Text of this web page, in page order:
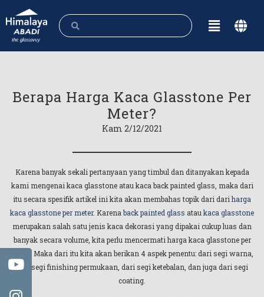
Berapa Harga Kaca Glasstone Per
Meter?
Kam 2/12/2021
Karena banyak sekali pertanyaan yang timbul dan ditanyakan kepada
kami mengenai kaca glasstone atau kaca back painted glass, maka dari
itu secara spesifik artikel ini kita akan membahas topik dari dari harga
kaca glasstone per meter. Karena back painted glass atau kaca glasstone
merupakan salah satu jenis kaca dekorasi yang dipakai cukup luas dan
banyak secara volume, kita perlu mencermati harga kaca glasstone per
meter. Maka dari itu kita akan berikan 4 aspek penentu: dari segi warna,
dari segi finishing permukaan, dari segi ketebalan, dan juga dari segi
coating.